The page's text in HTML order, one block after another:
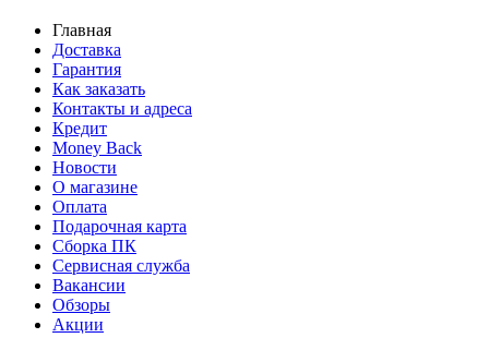
Главная
Доставка
Гарантия
Как заказать
Контакты и адреса
Кредит
Money Back
Новости
О магазине
Оплата
Подарочная карта
Сборка ПК
Сервисная служба
Вакансии
Обзоры
Акции